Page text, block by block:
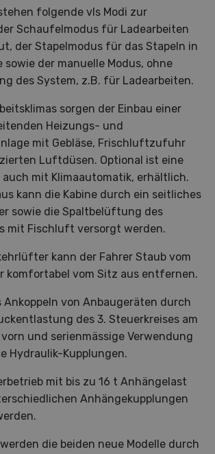
folgende vls Modi zur
Schaufelmodus für Ladearbeiten
der Stapelmodus für das Stapeln in
sowie der manuelle Modus, ohne
des System, z.B. für Ladearbeiten.
sorgen der Einbau einer
Heizungs- und
mit Gebläse, Frischluftzufuhr
Luftdüsen. Optional ist eine
auch mit Klimaautomatik, erhältlich.
kann die Kabine durch ein seitliches
sowie die Spaltbelüftung des
mit Fischluft versorgt werden.
kann der Fahrer Staub vom
komfortabel vom Sitz aus entfernen.
Ankoppeln von Anbaugeräten durch
des 3. Steuerkreises am
vorn und serienmässige Verwendung
Hydraulik-Kupplungen.
mit bis zu 16 t Anhängelast
Anhängekupplungen
die beiden neue Modelle durch